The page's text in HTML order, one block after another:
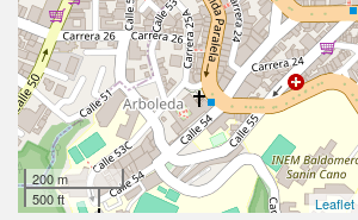
200 m
500 ft
Leaflet